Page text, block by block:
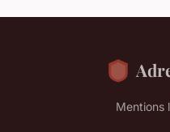
Mentions